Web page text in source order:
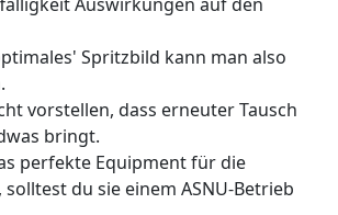
Spritzbild kann man also
vorstellen, dass erneuter Tausch
bringt.
perfekte Equipment für die
du sie einem ASNU-Betrieb